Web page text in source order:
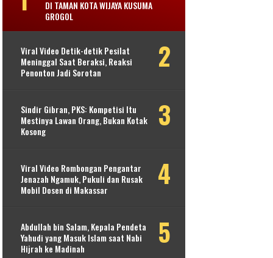
DI TAMAN KOTA WIJAYA KUSUMA
GROGOL
Viral Video Detik-detik Pesilat
Meninggal Saat Beraksi, Reaksi
Penonton Jadi Sorotan
Sindir Gibran, PKS: Kompetisi Itu
Mestinya Lawan Orang, Bukan Kotak
Kosong
Viral Video Rombongan Pengantar
Jenazah Ngamuk, Pukuli dan Rusak
Mobil Dosen di Makassar
Abdullah bin Salam, Kepala Pendeta
Yahudi yang Masuk Islam saat Nabi
Hijrah ke Madinah